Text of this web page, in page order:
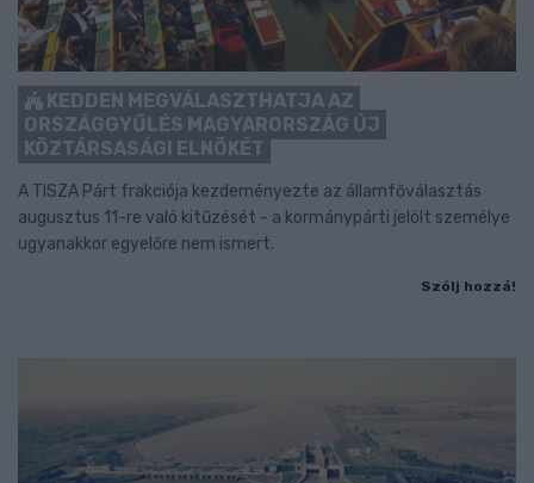
KEDDEN MEGVÁLASZTHATJA AZ
ORSZÁGGYŰLÉS MAGYARORSZÁG ÚJ
KÖZTÁRSASÁGI ELNÖKÉT
A TISZA Párt frakciója kezdeményezte az államfőválasztás
augusztus 11-re való kitűzését - a kormánypárti jelölt személye
ugyanakkor egyelőre nem ismert.
Szólj hozzá!